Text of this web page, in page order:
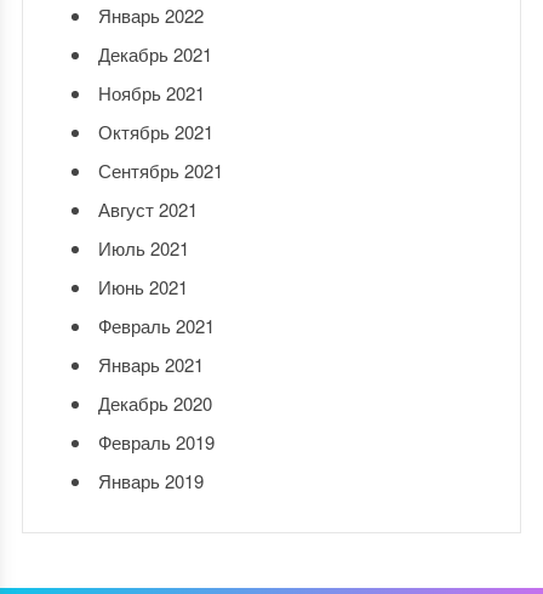
Январь 2022
Декабрь 2021
Ноябрь 2021
Октябрь 2021
Сентябрь 2021
Август 2021
Июль 2021
Июнь 2021
Февраль 2021
Январь 2021
Декабрь 2020
Февраль 2019
Январь 2019